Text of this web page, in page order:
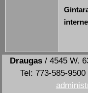
Draugas / 4545 W.
Tel: 773-585-